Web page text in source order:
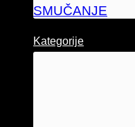
SMUČANJE
Kategorije